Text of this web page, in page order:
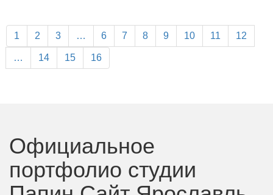
1 2 3 … 6 7 8 9 10 11 12
… 14 15 16
Официальное
портфолио студии